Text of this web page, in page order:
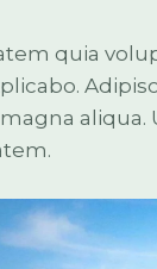
quia
aliqua.